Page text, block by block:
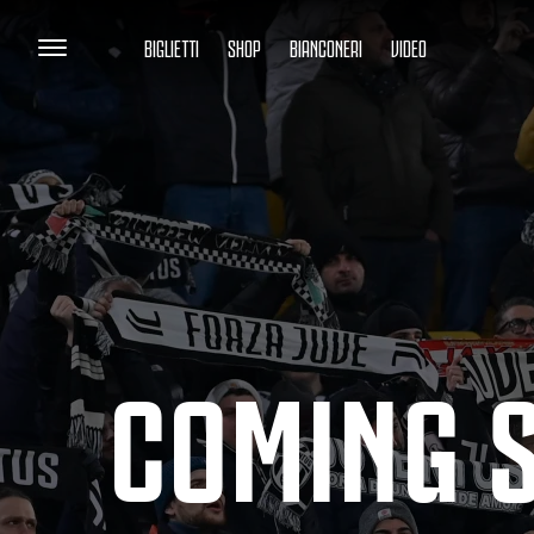
BIGLIETTI SHOP BIANCONERI VIDEO
COMING